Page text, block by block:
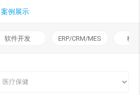
案例展示
软件开发 ERP/CRM/MES 移